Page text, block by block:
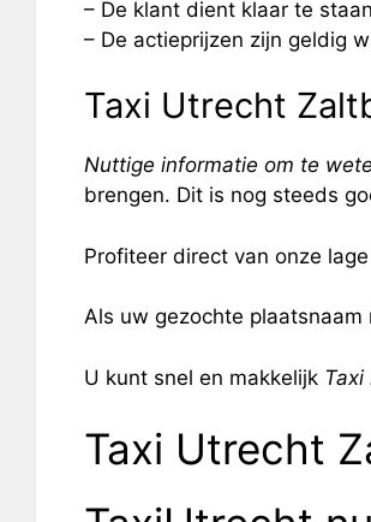
– De klant dient klaar te
– De actieprijzen zijn geldig
Taxi Utrecht
Nuttige informatie om te
brengen. Dit is nog steeds
Profiteer direct van onze
Als uw gezochte
U kunt snel en makkelijk
Taxi Utrecht